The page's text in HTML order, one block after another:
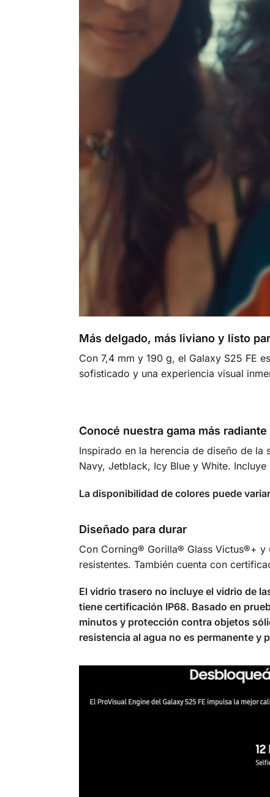
Más delgado, más liviano y listo
Con 7,4 mm y 190 g, el Galaxy S25 FE
sofisticado y una experiencia visual
Conocé nuestra gama más radiante
Inspirado en la herencia de diseño de la
Navy, Jetblack, Icy Blue y White.
La disponibilidad de colores puede
Diseñado para durar
Con Corning® Gorilla® Glass Victus®+
resistentes. También cuenta con
El vidrio trasero no incluye el vidrio de
tiene certificación IP68. Basado en
minutos y protección contra objetos
resistencia al agua no es permanente y